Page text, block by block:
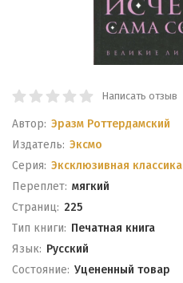
Написать отзыв
Автор: Эразм Роттердамский
Издатель: Эксмо
Серия: Эксклюзивная классика
Переплет: мягкий
Cтраниц: 225
Тип книги: Печатная книга
Язык: Русский
Состояние: Уцененный товар